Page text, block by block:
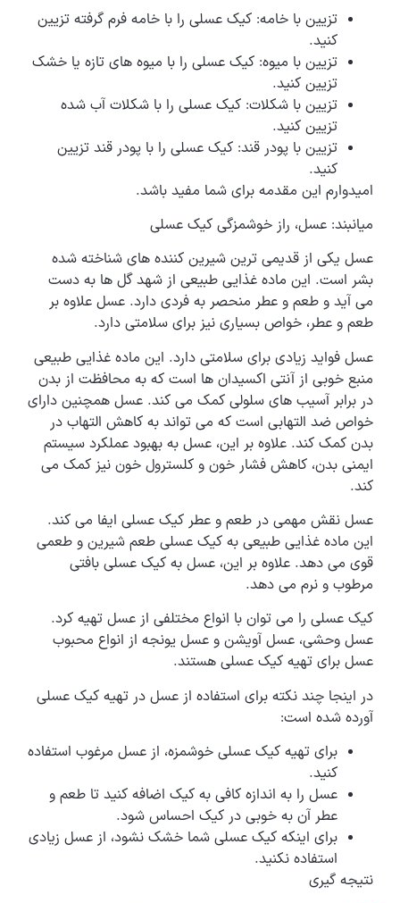
تزیین با خامه: کیک عسلی را با خامه فرم گرفته تزیین
کنید.
تزیین با میوه: کیک عسلی را با میوه های تازه یا خشک
تزیین کنید.
تزیین با شکلات: کیک عسلی را با شکلات آب شده
تزیین کنید.
تزیین با پودر قند: کیک عسلی را با پودر قند تزیین
کنید.
امیدوارم این مقدمه برای شما مفید باشد.
میانبند: عسل، راز خوشمزگی کیک عسلی
عسل یکی از قدیمی ترین شیرین کننده های شناخته شده
بشر است. این ماده غذایی طبیعی از شهد گل ها به دست
می آید و طعم و عطر منحصر به فردی دارد. عسل علاوه بر
طعم و عطر، خواص بسیاری نیز برای سلامتی دارد.
عسل فواید زیادی برای سلامتی دارد. این ماده غذایی طبیعی
منبع خوبی از آنتی اکسیدان ها است که به محافظت از بدن
در برابر آسیب های سلولی کمک می کند. عسل همچنین دارای
خواص ضد التهابی است که می تواند به کاهش التهاب در
بدن کمک کند. علاوه بر این، عسل به بهبود عملکرد سیستم
ایمنی بدن، کاهش فشار خون و کلسترول خون نیز کمک می
کند.
عسل نقش مهمی در طعم و عطر کیک عسلی ایفا می کند.
این ماده غذایی طبیعی به کیک عسلی طعم شیرین و طعمی
قوی می دهد. علاوه بر این، عسل به کیک عسلی بافتی
مرطوب و نرم می دهد.
کیک عسلی را می توان با انواع مختلفی از عسل تهیه کرد.
عسل وحشی، عسل آویشن و عسل یونجه از انواع محبوب
عسل برای تهیه کیک عسلی هستند.
در اینجا چند نکته برای استفاده از عسل در تهیه کیک عسلی
آورده شده است:
برای تهیه کیک عسلی خوشمزه، از عسل مرغوب استفاده
کنید.
عسل را به اندازه کافی به کیک اضافه کنید تا طعم و
عطر آن به خوبی در کیک احساس شود.
برای اینکه کیک عسلی شما خشک نشود، از عسل زیادی
استفاده نکنید.
نتیجه گیری